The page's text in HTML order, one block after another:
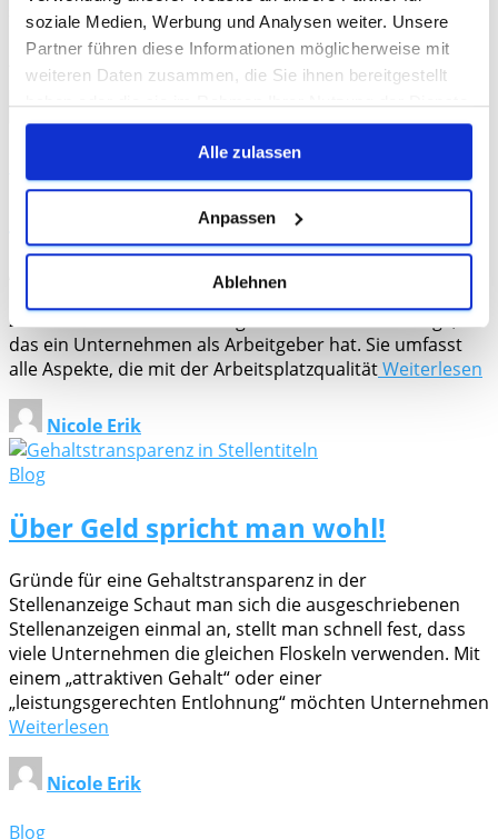
soziale Medien, Werbung und Analysen weiter. Unsere
Partner führen diese Informationen möglicherweise mit
weiteren Daten zusammen, die Sie ihnen bereitgestellt
haben oder die sie im Rahmen Ihrer Nutzung der Dienste
gesammelt haben.
Alle zulassen
Anpassen
Ablehnen
sind besorgt darüber, dass das Recruiting während der
Urlaubszeit von Juli bis September sinnlos oder
zumindest weniger effektiv ist. Der weitWeiterlesen
Erfolgsgeheimnis Arbeitgebermarke
„Erfolgsgeheimnis Arbeitgebermarke: Warum sie für Ihr
Unternehmen unverzichtbar ist und wie Sie diese im Jahr
2023 aufbauen!“Eine Arbeitgebermarke ist das Image,
das ein Unternehmen als Arbeitgeber hat. Sie umfasst
alle Aspekte, die mit der ArbeitsplatzqualitätWeiterlesen
Nicole Erik
Blog
Über Geld spricht man wohl!
Gründe für eine Gehaltstransparenz in der
Stellenanzeige Schaut man sich die ausgeschriebenen
Stellenanzeigen einmal an, stellt man schnell fest, dass
viele Unternehmen die gleichen Floskeln verwenden. Mit
einem „attraktiven Gehalt“ oder einer
„leistungsgerechten Entlohnung“ möchten Unternehmen
Weiterlesen
Nicole Erik
Blog